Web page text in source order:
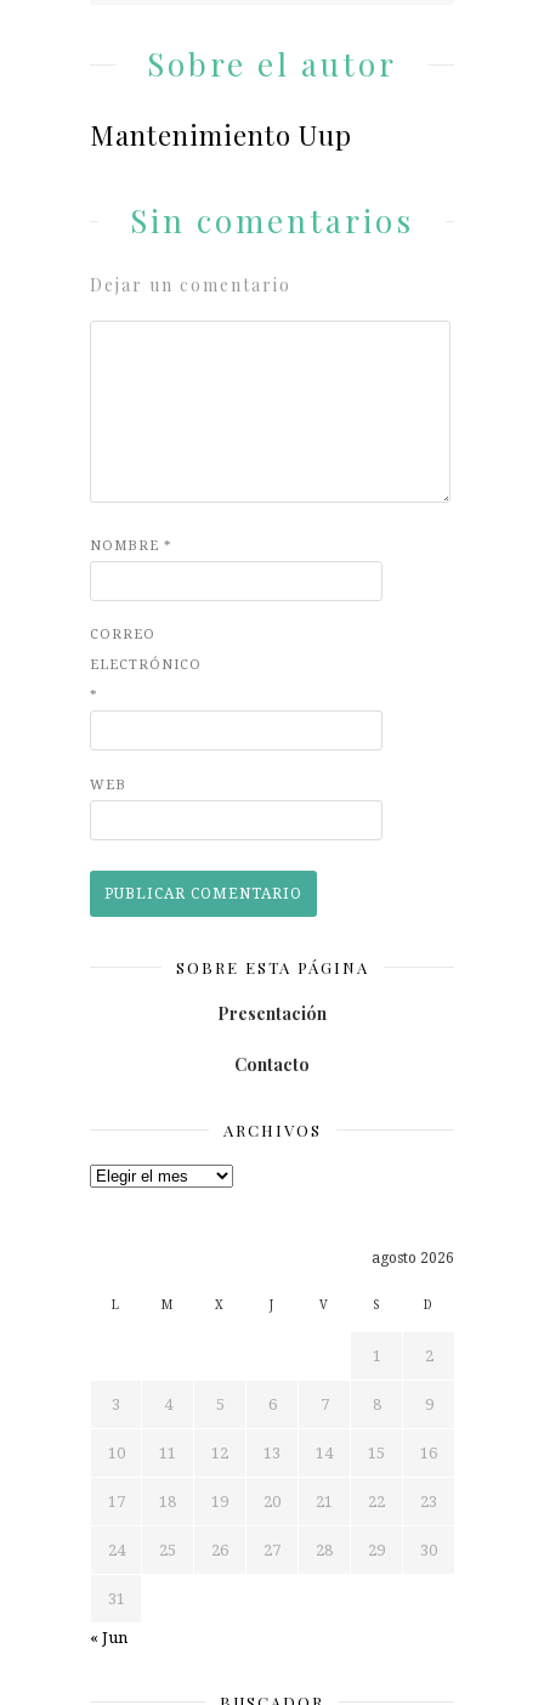
Sobre el autor
Mantenimiento Uup
Sin comentarios
Dejar un comentario
NOMBRE *
CORREO
ELECTRÓNICO
*
WEB
SOBRE ESTA PÁGINA
Presentación
Contacto
ARCHIVOS
Archivos
agosto 2026
L M X J V S D
1 2
3 4 5 6 7 8 9
10 11 12 13 14 15 16
17 18 19 20 21 22 23
24 25 26 27 28 29 30
31
« Jun